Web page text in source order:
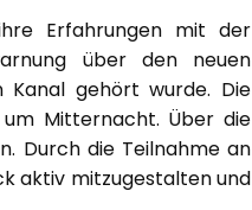
Erfahrungen mit der
über den neuen
Kanal gehört wurde. Die
Mitternacht. Über die
Durch die Teilnahme an
aktiv mitzugestalten und